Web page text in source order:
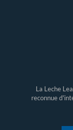
La Leche
reconnue